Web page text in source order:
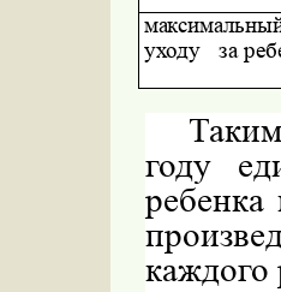
уходу
за
году
каждого